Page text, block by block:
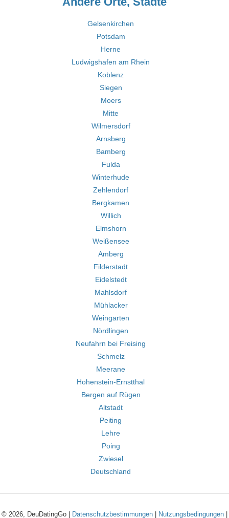
Gelsenkirchen
Potsdam
Herne
Ludwigshafen am Rhein
Koblenz
Siegen
Moers
Mitte
Wilmersdorf
Arnsberg
Bamberg
Fulda
Winterhude
Zehlendorf
Bergkamen
Willich
Elmshorn
Weißensee
Amberg
Filderstadt
Eidelstedt
Mahlsdorf
Mühlacker
Weingarten
Nördlingen
Neufahrn bei Freising
Schmelz
Meerane
Hohenstein-Ernstthal
Bergen auf Rügen
Altstadt
Peiting
Lehre
Poing
Zwiesel
Deutschland
© 2026, DeuDatingGo | Datenschutzbestimmungen Nutzungsbedingungen